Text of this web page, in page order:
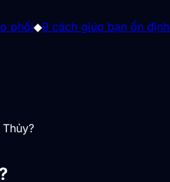
giúp bạn ổn định huyết áp◆